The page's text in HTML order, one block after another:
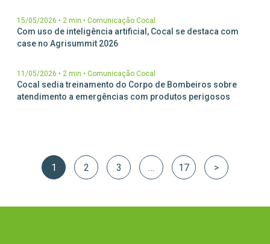
15/05/2026 • 2 min • Comunicação Cocal
Com uso de inteligência artificial, Cocal se destaca com
case no Agrisummit 2026
11/05/2026 • 2 min • Comunicação Cocal
Cocal sedia treinamento do Corpo de Bombeiros sobre
atendimento a emergências com produtos perigosos
1 2 3 … 17 >